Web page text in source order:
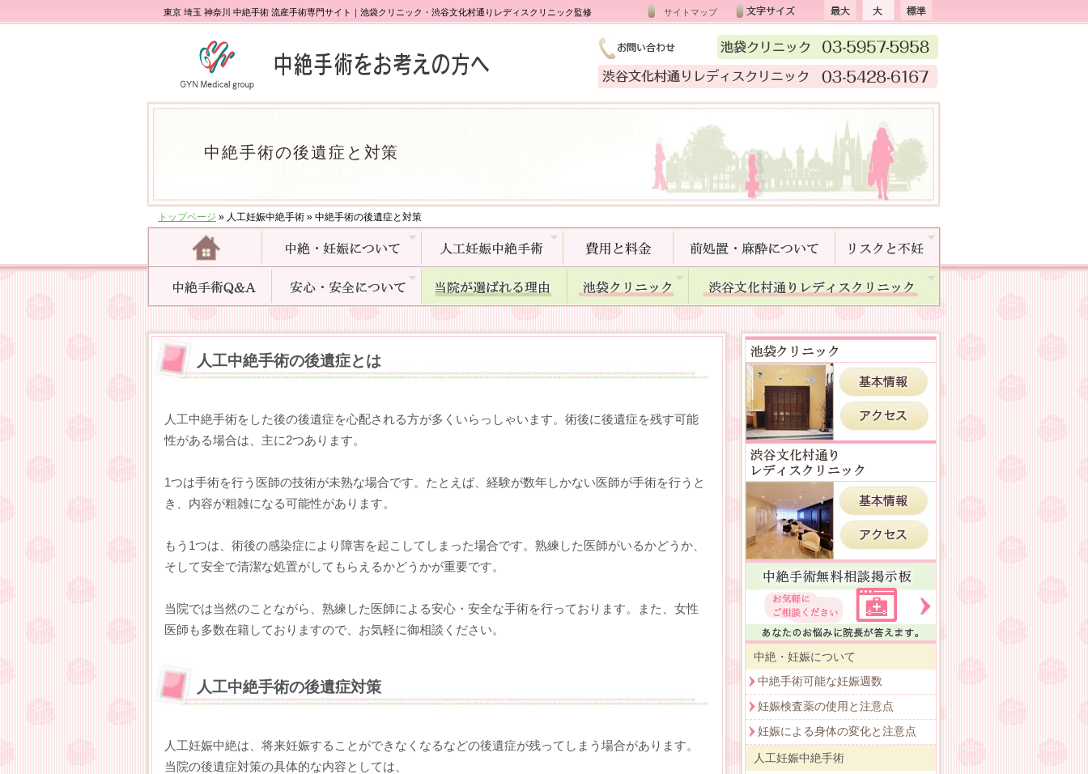
東京 埼玉 神奈川 中絶手術 流産手術専門サイト｜池袋クリニック・渋谷文化村通りレディスクリニック監修 サイトマップ
中絶手術の後遺症と対策
トップページ » 人工妊娠中絶手術 » 中絶手術の後遺症と対策
中絶・妊娠について
中絶手術可能な妊娠週数
妊娠検査薬の使用と注意点
妊娠による身体の変化と注意点
人工妊娠中絶手術
人工中絶手術の後遺症とは
人工中絶手術をした後の後遺症を心配される方が多くいらっしゃいます。術後に後遺症を残す可能
性がある場合は、主に2つあります。
1つは手術を行う医師の技術が未熟な場合です。たとえば、経験が数年しかない医師が手術を行うと
き、内容が粗雑になる可能性があります。
もう1つは、術後の感染症により障害を起こしてしまった場合です。熟練した医師がいるかどうか、
そして安全で清潔な処置がしてもらえるかどうかが重要です。
当院では当然のことながら、熟練した医師による安心・安全な手術を行っております。また、女性
医師も多数在籍しておりますので、お気軽に御相談ください。
人工中絶手術の後遺症対策
人工妊娠中絶は、将来妊娠することができなくなるなどの後遺症が残ってしまう場合があります。
当院の後遺症対策の具体的な内容としては、